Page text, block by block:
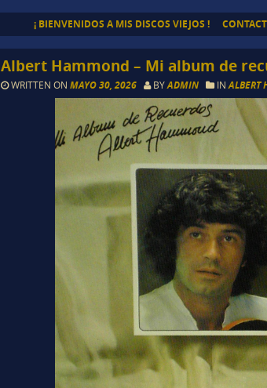
¡ BIENVENIDOS A MIS DISCOS VIEJOS !
Albert Hammond – Mi album de
WRITTEN ONMAYO 30, 2026 BYADMIN INALBERT